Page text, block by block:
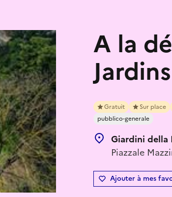
A la
Gratuit Sur place
pubblico-generale
Giardini della
Piazzale
Ajouter à mes